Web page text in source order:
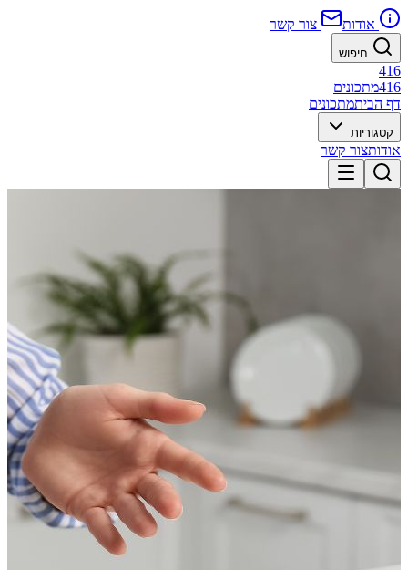
אודות צור קשר
חיפוש
416
416מתכונים
דף הביתמתכונים
קטגוריות
אודותצור קשר